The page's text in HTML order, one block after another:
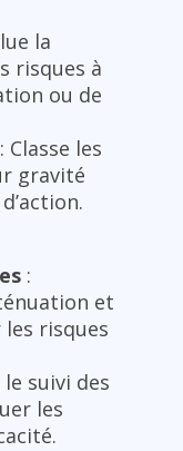
la
risques à
ou de
: Classe les
gravité
:
et
risques
le suivi des
les